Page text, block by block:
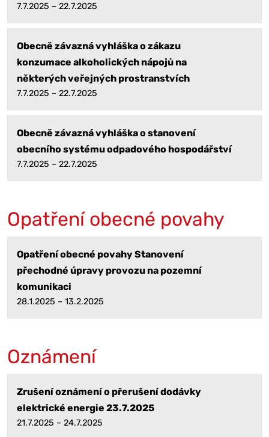
7.7.2025 – 22.7.2025
Obecně závazná vyhláška o zákazu
konzumace alkoholických nápojů na
některých veřejných prostranstvích
7.7.2025 – 22.7.2025
Obecně závazná vyhláška o stanovení
obecního systému odpadového hospodářství
7.7.2025 – 22.7.2025
Opatření obecné povahy
Opatření obecné povahy Stanovení
přechodné úpravy provozu na pozemní
komunikaci
28.1.2025 – 13.2.2025
Oznámení
Zrušení oznámení o přerušení dodávky
elektrické energie 23.7.2025
21.7.2025 – 24.7.2025